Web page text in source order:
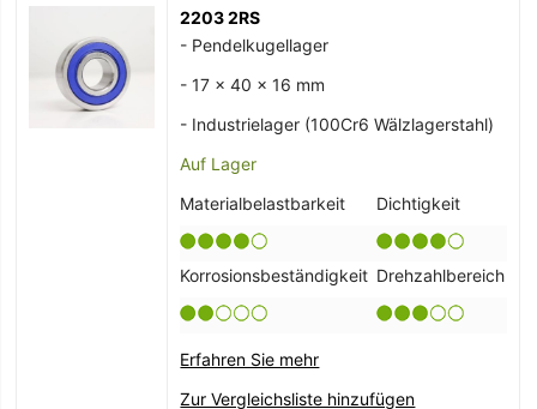
2203 2RS
- Pendelkugellager
- 17 x 40 x 16 mm
- Industrielager (100Cr6 Wälzlagerstahl)
Auf Lager
Materialbelastbarkeit
Dichtigkeit
Korrosionsbeständigkeit Drehzahlbereich
Erfahren Sie mehr
Zur Vergleichsliste hinzufügen